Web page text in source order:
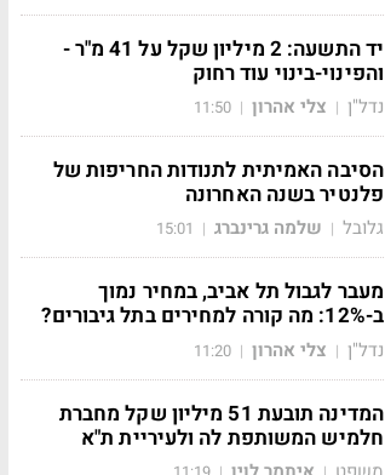
יד התשעה: 2 מיליון שקל על 41 מ"ר -
והפינוי-בינוי עוד רחוק
נדל"ן | צלי אהרון |
11:50
הסיבה האמיתית לתנודות החריפות של
פלנטיר בשנה האחרונה
גלובל | שלמה גרינברג |
15:01
מעבר לגבול תל אביב, במחיר נמוך
ב-12%: מה קורה למחירים בתל גיבורים?
נדל"ן | צלי אהרון |
11:20
המדינה תובעת 51 מיליון שקל מחברת
חלמיש המשותפת לה ולעיריית ת"א